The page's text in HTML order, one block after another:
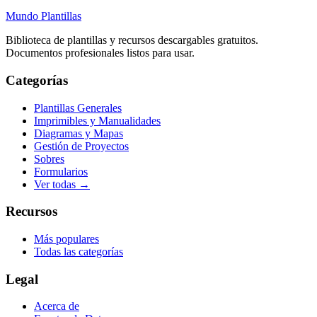
Mundo Plantillas
Biblioteca de plantillas y recursos descargables gratuitos.
Documentos profesionales listos para usar.
Categorías
Plantillas Generales
Imprimibles y Manualidades
Diagramas y Mapas
Gestión de Proyectos
Sobres
Formularios
Ver todas →
Recursos
Más populares
Todas las categorías
Legal
Acerca de